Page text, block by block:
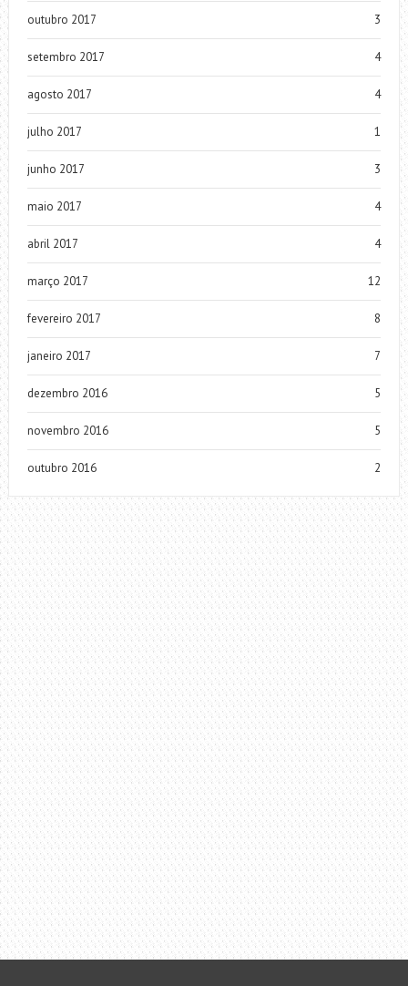
outubro 2017 3
setembro 2017 4
agosto 2017 4
julho 2017 1
junho 2017 3
maio 2017 4
abril 2017 4
março 2017 12
fevereiro 2017 8
janeiro 2017 7
dezembro 2016 5
novembro 2016 5
outubro 2016 2